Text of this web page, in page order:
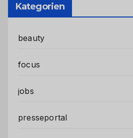
Kategorien
beauty
focus
jobs
presseportal